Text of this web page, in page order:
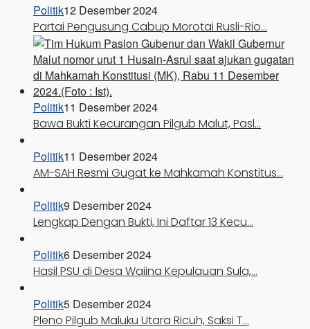
Politik12 Desember 2024
Partai Pengusung Cabup Morotai Rusli-Rio…
Politik11 Desember 2024
Bawa Bukti Kecurangan Pilgub Malut, Pasl…
Politik11 Desember 2024
AM-SAH Resmi Gugat ke Mahkamah Konstitus…
Politik9 Desember 2024
Lengkap Dengan Bukti, Ini Daftar 13 Kecu…
Politik6 Desember 2024
Hasil PSU di Desa Waiina Kepulauan Sula,…
Politik5 Desember 2024
Pleno Pilgub Maluku Utara Ricuh, Saksi T…